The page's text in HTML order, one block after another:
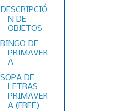
DESCRIPCIÓ
N DE
OBJETOS
BINGO DE
PRIMAVER
A
SOPA DE
LETRAS
PRIMAVER
A (FREE)